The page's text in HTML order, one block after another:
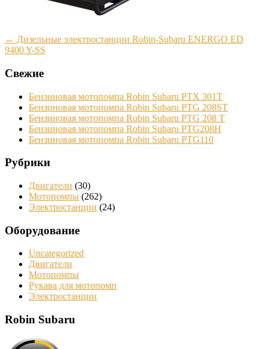
Post
navigation
← Дизельные электростанции Robin-Subaru ENERGO ED
9400 Y-SS
Свежие
Бензиновая мотопомпа Robin Subaru PTX 301T
Бензиновая мотопомпа Robin Subaru PTG 208ST
Бензиновая мотопомпа Robin Subaru PTG 208 Т
Бензиновая мотопомпа Robin Subaru PTG208H
Бензиновая мотопомпа Robin Subaru PTG110
Рубрики
Двигатели (30)
Мотопомпы (262)
Электростанции (24)
Оборудование
Uncategorized
Двигатели
Мотопомпы
Рукава для мотопомп
Электростанции
Robin Subaru